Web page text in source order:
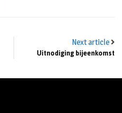
Next article
Uitnodiging bijeenkomst